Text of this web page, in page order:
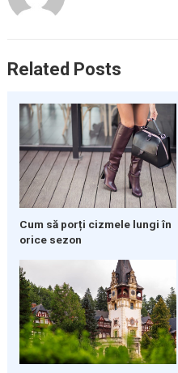
Related Posts
Cum să porți cizmele lungi în
orice sezon